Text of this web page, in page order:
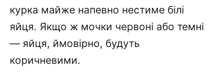
курка майже напевно нестиме білі
яйця. Якщо ж мочки червоні або темні
— яйця, ймовірно, будуть
коричневими.